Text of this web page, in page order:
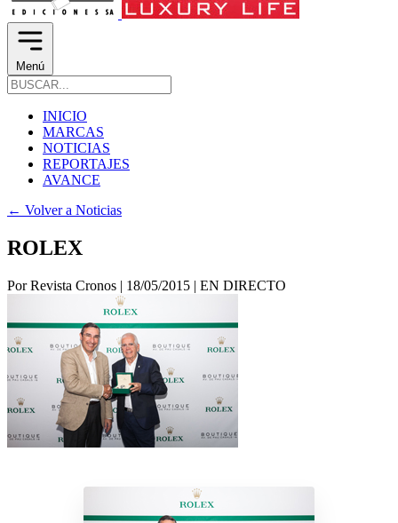
Menú
INICIO
MARCAS
NOTICIAS
REPORTAJES
AVANCE
← Volver a Noticias
ROLEX
Por Revista Cronos | 18/05/2015 | EN DIRECTO